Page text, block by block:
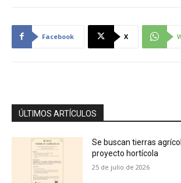
Facebook X
ÚLTIMOS ARTÍCULOS
Se buscan tierras
proyecto hortícola
25 de julio de 2026